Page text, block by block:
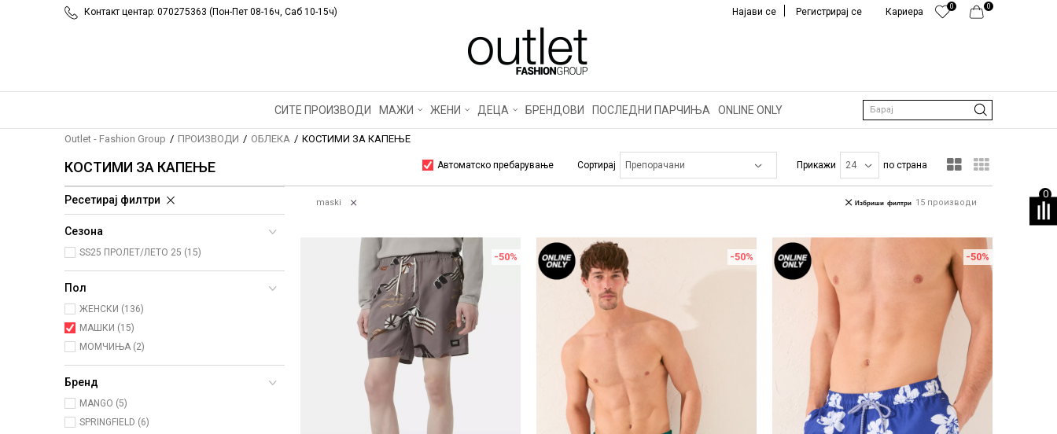
Контакт центар: 070275363 (Пон-Пет 08-16ч, Саб 10-15ч) 0
0
Кариера
Најави се Регистрирај се
СИТЕ ПРОИЗВОДИ МАЖИ ЖЕНИ ДЕЦА БРЕНДОВИ ПОСЛЕДНИ ПАРЧИЊА ONLINE ONLY Барај
0
Outlet - Fashion Group ПРОИЗВОДИ ОБЛЕКА КОСТИМИ ЗА КАПЕЊЕ
КОСТИМИ ЗА КАПЕЊЕ Автоматско пребарување Сортирај Прикажи по страна
Ресетирај филтри
Сезона
SS25 ПРОЛЕТ/ЛЕТО 25 (15)
Пол
ЖЕНСКИ (136)
МАШКИ (15)
МОМЧИЊА (2)
Бренд
MANGO (5)
SPRINGFIELD (6)
maski 15 производи
Избриши филтри
Uporedi
-50%
Uporedi
-50%
Uporedi
-50%